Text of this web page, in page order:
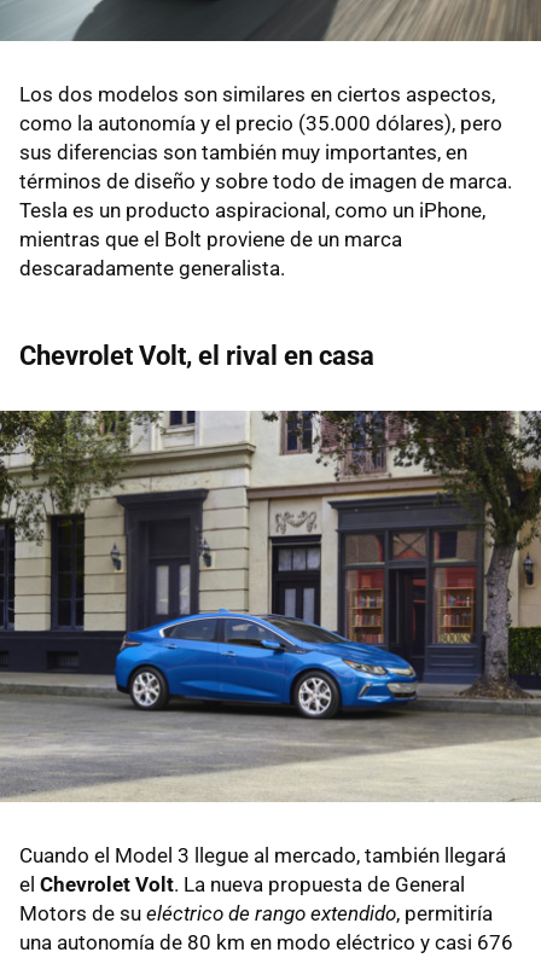
Los dos modelos son similares en ciertos aspectos,
como la autonomía y el precio (35.000 dólares), pero
sus diferencias son también muy importantes, en
términos de diseño y sobre todo de imagen de marca.
Tesla es un producto aspiracional, como un iPhone,
mientras que el Bolt proviene de un marca
descaradamente generalista.
Chevrolet Volt, el rival en casa
Cuando el Model 3 llegue al mercado, también llegará
el Chevrolet Volt. La nueva propuesta de General
Motors de su eléctrico de rango extendido, permitiría
una autonomía de 80 km en modo eléctrico y casi 676